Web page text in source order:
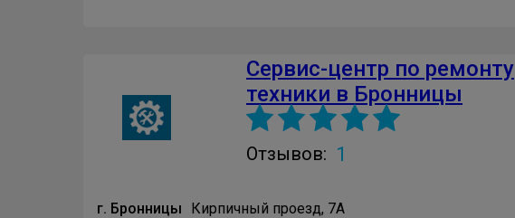
Сервис-центр по ремонту
техники в Бронницы
Отзывов: 1
г. Бронницы Кирпичный проезд, 7А